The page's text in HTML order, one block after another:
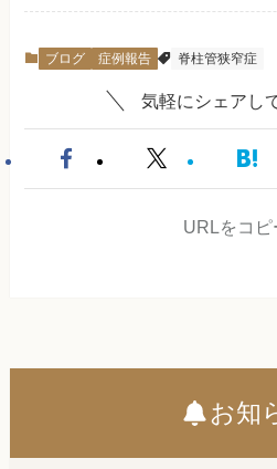
ブログ 症例報告 脊柱管狭窄症
気軽にシェアし
URLをコピ
お知